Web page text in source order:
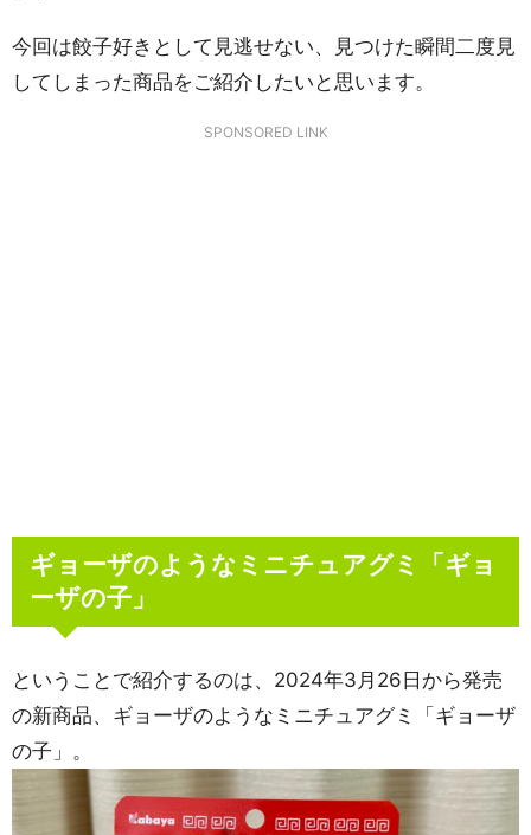
今回は餃子好きとして見逃せない、見つけた瞬間二度見
してしまった商品をご紹介したいと思います。
SPONSORED LINK
ギョーザのようなミニチュアグミ「ギョ
ーザの子」
ということで紹介するのは、2024年3月26日から発売
の新商品、ギョーザのようなミニチュアグミ「ギョーザ
の子」。